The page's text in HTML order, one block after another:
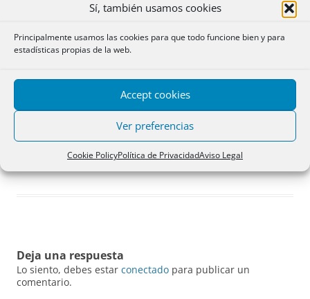
Sí, también usamos cookies
Principalmente usamos las cookies para que todo funcione bien y para
estadísticas propias de la web.
Accept cookies
Ver preferencias
Cookie PolicyPolítica de PrivacidadAviso Legal
Foto del grupo
Deja una respuesta
Lo siento, debes estar conectado para publicar un
comentario.